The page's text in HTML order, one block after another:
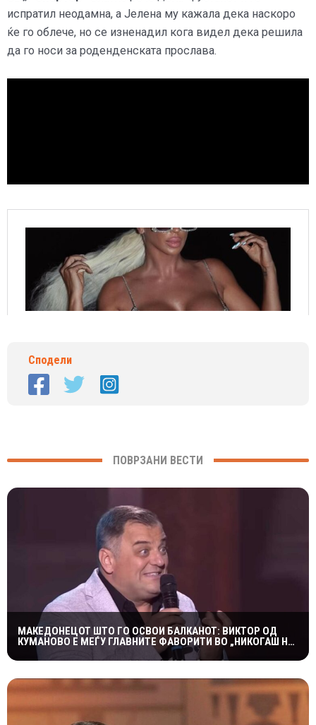
испратил неодамна, а Јелена му кажала дека наскоро
ќе го облече, но се изненадил кога видел дека решила
да го носи за роденденската прослава.
Сподели
ПОВРЗАНИ ВЕСТИ
МАКЕДОНЕЦОТ ШТО ГО ОСВОИ БАЛКАНОТ: ВИКТОР ОД
КУМАНОВО Е МЕЃУ ГЛАВНИТЕ ФАВОРИТИ ВО „НИКОГАШ НЕ
Е ДОЦНА”